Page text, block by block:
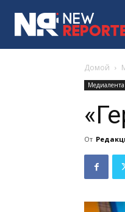
Домой
Медиалента
От